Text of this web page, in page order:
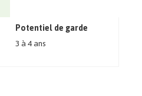
Potentiel de garde
3 à 4 ans